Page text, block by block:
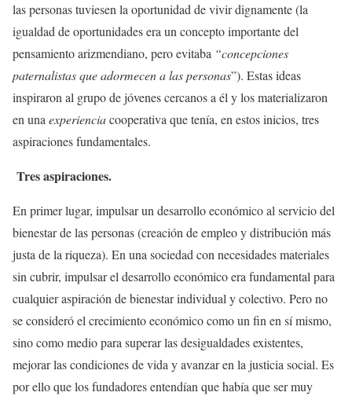
las personas tuviesen la oportunidad de vivir dignamente (la
igualdad de oportunidades era un concepto importante del
pensamiento arizmendiano, pero evitaba “concepciones
paternalistas que adormecen a las personas”). Estas ideas
inspiraron al grupo de jóvenes cercanos a él y los materializaron
en una experienciacooperativa que tenía, en estos inicios, tres
aspiraciones fundamentales.
Tres aspiraciones.
En primer lugar, impulsar un desarrollo económico al servicio del
bienestar de las personas (creación de empleo y distribución más
justa de la riqueza). En una sociedad con necesidades materiales
sin cubrir, impulsar el desarrollo económico era fundamental para
cualquier aspiración de bienestar individual y colectivo. Pero no
se consideró el crecimiento económico como un fin en sí mismo,
sino como medio para superar las desigualdades existentes,
mejorar las condiciones de vida y avanzar en la justicia social. Es
por ello que los fundadores entendían que había que ser muy